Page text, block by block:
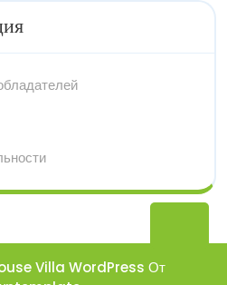
Villa WordPress От